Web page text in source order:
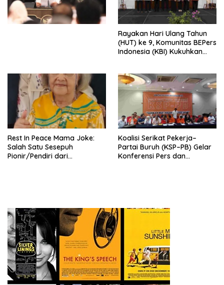
Perekonomian Nasional dan
Kesejahteraan Sosial dalam
Rayakan Hari Ulang Tahun
(HUT) ke 9, Komunitas BEPers
Indonesia (KBI) Kukuhkan
Tema: “Penguatan dan
Pengembangan Organisasi
KBI yang Berbasis Riset di
seluruh Indonesia dan
Mancanegara”.
Rest In Peace Mama Joke:
Salah Satu Sesepuh
Pionir/Pendiri dari
Koalisi Serikat Pekerja–
Partai Buruh (KSP–PB) Gelar
Konferensi Pers dan